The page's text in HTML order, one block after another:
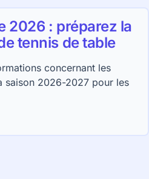
2026 : préparez la
tennis de table
concernant les
saison 2026-2027 pour les